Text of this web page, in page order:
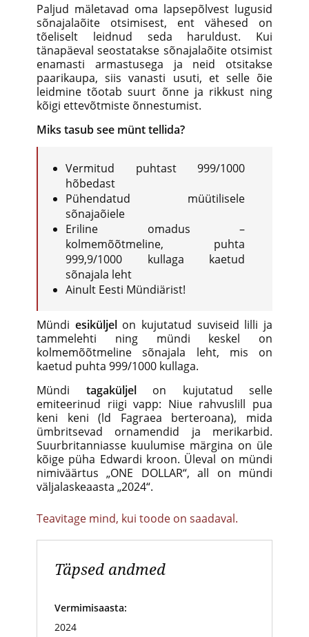
Paljud mäletavad oma lapsepõlvest lugusid
sõnajalaõite otsimisest, ent vähesed on
tõeliselt leidnud seda haruldust. Kui
tänapäeval seostatakse sõnajalaõite otsimist
enamasti armastusega ja neid otsitakse
paarikaupa, siis vanasti usuti, et selle õie
leidmine tõotab suurt õnne ja rikkust ning
kõigi ettevõtmiste õnnestumist.
Miks tasub see münt tellida?
Vermitud puhtast 999/1000
hõbedast
Pühendatud müütilisele
sõnajaõiele
Eriline omadus –
kolmemõõtmeline, puhta
999,9/1000 kullaga kaetud
sõnajala leht
Ainult Eesti Mündiärist!
Mündi esiküljelon kujutatud suviseid lilli ja
tammelehti ning mündi keskel on
kolmemõõtmeline sõnajala leht, mis on
kaetud puhta 999/1000 kullaga.
Mündi tagaküljelon kujutatud selle
emiteerinud riigi vapp: Niue rahvuslill pua
keni keni (ld Fagraea berteroana), mida
ümbritsevad ornamendid ja merikarbid.
Suurbritanniasse kuulumise märgina on üle
kõige püha Edwardi kroon. Üleval on mündi
nimiväärtus „ONE DOLLAR“, all on mündi
väljalaskeaasta „2024“.
Teavitage mind, kui toode on saadaval.
Täpsed andmed
Vermimisaasta:
2024